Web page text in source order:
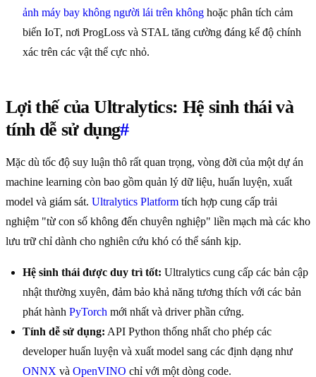
ảnh máy bay không người lái trên không hoặc phân tích cảm
biến IoT, nơi ProgLoss và STAL tăng cường đáng kể độ chính
xác trên các vật thể cực nhỏ.
Lợi thế của Ultralytics: Hệ sinh thái và
tính dễ sử dụng#
Mặc dù tốc độ suy luận thô rất quan trọng, vòng đời của một dự án
machine learning còn bao gồm quản lý dữ liệu, huấn luyện, xuất
model và giám sát. Ultralytics Platform tích hợp cung cấp trải
nghiệm "từ con số không đến chuyên nghiệp" liền mạch mà các kho
lưu trữ chỉ dành cho nghiên cứu khó có thể sánh kịp.
Hệ sinh thái được duy trì tốt: Ultralytics cung cấp các bản cập
nhật thường xuyên, đảm bảo khả năng tương thích với các bản
phát hành PyTorch mới nhất và driver phần cứng.
Tính dễ sử dụng: API Python thống nhất cho phép các
developer huấn luyện và xuất model sang các định dạng như
ONNX và OpenVINO chỉ với một dòng code.